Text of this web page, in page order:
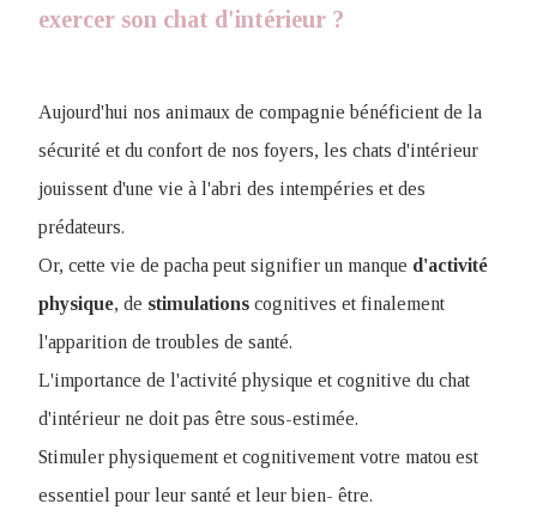
exercer son chat d'intérieur ?
Aujourd'hui nos animaux de compagnie bénéficient de la
sécurité et du confort de nos foyers, les chats d'intérieur
jouissent d'une vie à l'abri des intempéries et des
prédateurs.
Or, cette vie de pacha peut signifier un manque d'activité
physique, de stimulations cognitives et finalement
l'apparition de troubles de santé.
L'importance de l'activité physique et cognitive du chat
d'intérieur ne doit pas être sous-estimée.
Stimuler physiquement et cognitivement votre matou est
essentiel pour leur santé et leur bien- être.